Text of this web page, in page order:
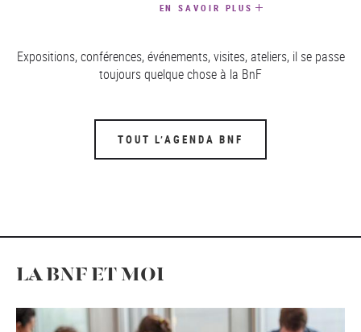
EN SAVOIR PLUS
Expositions, conférences, événements, visites, ateliers, il se passe
toujours quelque chose à la BnF
TOUT L’AGENDA BNF
LA BNF ET MOI